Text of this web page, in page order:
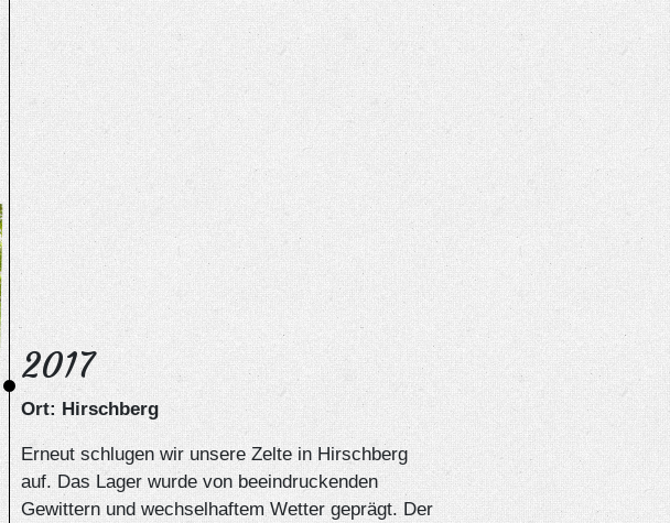
2017
Ort: Hirschberg
Erneut schlugen wir unsere Zelte in Hirschberg
auf. Das Lager wurde von beeindruckenden
Gewittern und wechselhaftem Wetter geprägt. Der